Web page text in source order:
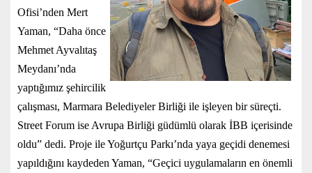
Ofisi’nden Mert
Yaman, “Daha önce
Mehmet Ayvalıtaş
Meydanı’nda
yaptığımız şehircilik
çalışması, Marmara Belediyeler Birliği ile işleyen bir süreçti.
Street Forum ise Avrupa Birliği güdümlü olarak İBB içerisinde
oldu” dedi. Proje ile Yoğurtçu Parkı’nda yaya geçidi denemesi
yapıldığını kaydeden Yaman, “Geçici uygulamaların en önemli